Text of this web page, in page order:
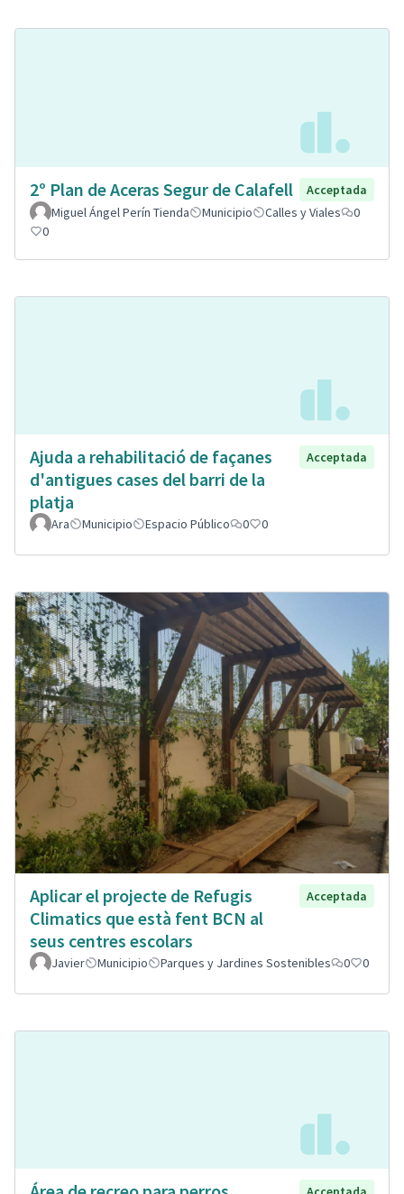
2º Plan de Aceras Segur de Calafell
Acceptada
Miguel Ángel Perín Tienda
Municipio Calles y Viales
0
0
Ajuda a rehabilitació de façanes
d'antigues cases del barri de la
platja
Acceptada
Ara Municipio Espacio Público 0 0
Aplicar el projecte de Refugis
Climatics que està fent BCN al
seus centres escolars
Acceptada
Javier Municipio Parques y Jardines Sostenibles 0 0